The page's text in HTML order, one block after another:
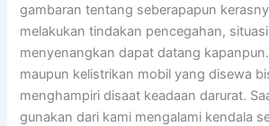
gambaran tentang seberapapun
melakukan tindakan pencegahan,
menyenangkan dapat datang
maupun kelistrikan mobil yang disewa
menghampiri disaat keadaan darurat.
gunakan dari kami mengalami kendala